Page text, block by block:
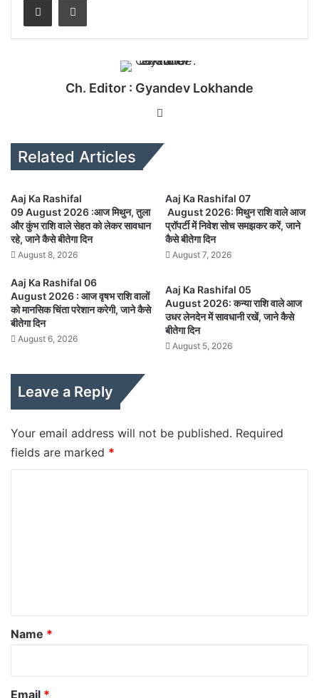
Ch. Editor : Gyandev Lokhande
Related Articles
Aaj Ka Rashifal
09 August 2026 :आज मिथुन, तुला
और कुंभ राशि वाले सेहत को लेकर सावधान
रहे, जाने कैसे बीतेगा दिन
August 8, 2026
Aaj Ka Rashifal 07
August 2026: मिथुन राशि वाले आज
प्रॉपर्टी में निवेश सोच समझकर करें, जाने
कैसे बीतेगा दिन
August 7, 2026
Aaj Ka Rashifal 06
August 2026 : आज वृषभ राशि वालों
को मानसिक चिंता परेशान करेगी, जाने कैसे
बीतेगा दिन
August 6, 2026
Aaj Ka Rashifal 05
August 2026: कन्या राशि वाले आज
उधर लेनदेन में सावधानी रखें, जाने कैसे
बीतेगा दिन
August 5, 2026
Leave a Reply
Your email address will not be published. Required
fields are marked *
*
Name *
Email *